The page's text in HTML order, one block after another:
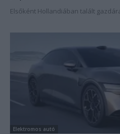
Elsőként Hollandiában talált
Elektromos autó